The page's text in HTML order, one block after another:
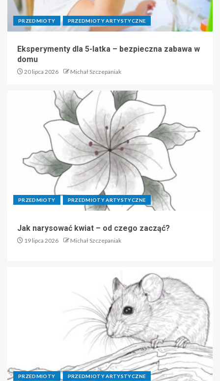
PRZEDMIOTY PRZEDMIOTY ARTYSTYCZNE
Eksperymenty dla 5-latka – bezpieczna zabawa w
domu
20 lipca 2026 Michał Szczepaniak
PRZEDMIOTY PRZEDMIOTY ARTYSTYCZNE
Jak narysować kwiat – od czego zacząć?
19 lipca 2026 Michał Szczepaniak
PRZEDMIOTY PRZEDMIOTY ARTYSTYCZNE